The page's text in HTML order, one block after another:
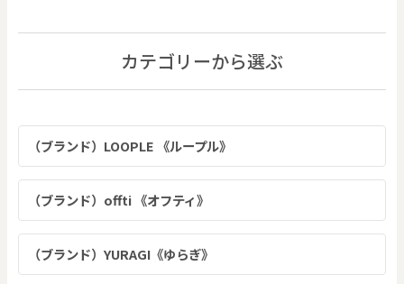
カテゴリーから選ぶ
（ブランド）LOOPLE 《ループル》
（ブランド）offti 《オフティ》
（ブランド）YURAGI《ゆらぎ》